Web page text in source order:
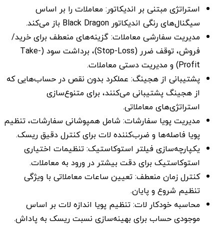
استراتژی مبتنی بر اندیکاتور: معاملات را بر اساس
سیگنال‌های رنگی اندیکاتور Black Dragon باز می‌کند.
مدیریت سفارشی معاملات: گزینه‌های منعطف برای خرید/
فروش، توقف ضرر (Stop-Loss)، برداشت سود (Take-
Profit) و مدیریت دستی معاملات.
پشتیبانی از هجینگ: عملکرد بدون نقص در حساب‌هایی که
از هجینگ پشتیبانی می‌کنند، برای متنوع‌سازی
استراتژی‌های معاملاتی.
مدیریت پویا سفارشات: شامل همپوشانی سفارشات، تنظیم
پویا فاصله‌ها و ضرب‌کننده لات برای کنترل دقیق ریسک.
یکپارچه‌سازی فیلتر استوکاستیک: تنظیمات اختیاری
استوکاستیک برای دقت بیشتر در ورود به معاملات.
کنترل زمان منعطف: تعیین ساعات معاملاتی با ویژگی
تنظیم شروع و پایان.
محاسبه خودکار لات: تنظیم پویا اندازه لات بر اساس
موجودی حساب برای بهینه‌سازی نسبت ریسک به پاداش.